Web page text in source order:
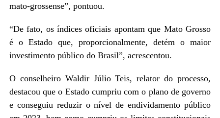
mato-grossense”, pontuou.
“De fato, os índices oficiais apontam que Mato Grosso
é o Estado que, proporcionalmente, detém o maior
investimento público do Brasil”, acrescentou.
O conselheiro Waldir Júlio Teis, relator do processo,
destacou que o Estado cumpriu com o plano de governo
e conseguiu reduzir o nível de endividamento público